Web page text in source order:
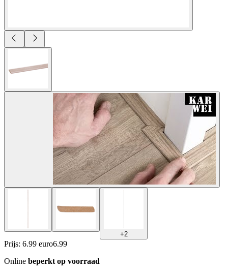
+2
Prijs: 6.99 euro6.99
Online beperkt op voorraad